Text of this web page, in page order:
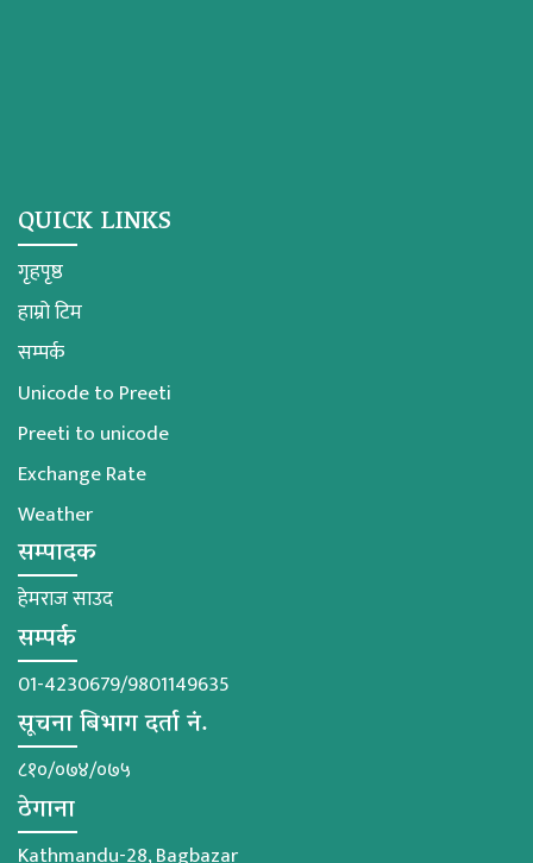
QUICK LINKS
गृहपृष्ठ
हाम्रो टिम
सम्पर्क
Unicode to Preeti
Preeti to unicode
Exchange Rate
Weather
सम्पादक
हेमराज साउद
सम्पर्क
01-4230679/9801149635
सूचना बिभाग दर्ता नं.
८१०/०७४/०७५
ठेगाना
Kathmandu-28, Bagbazar